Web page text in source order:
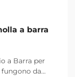
a barra
a Barra per
da